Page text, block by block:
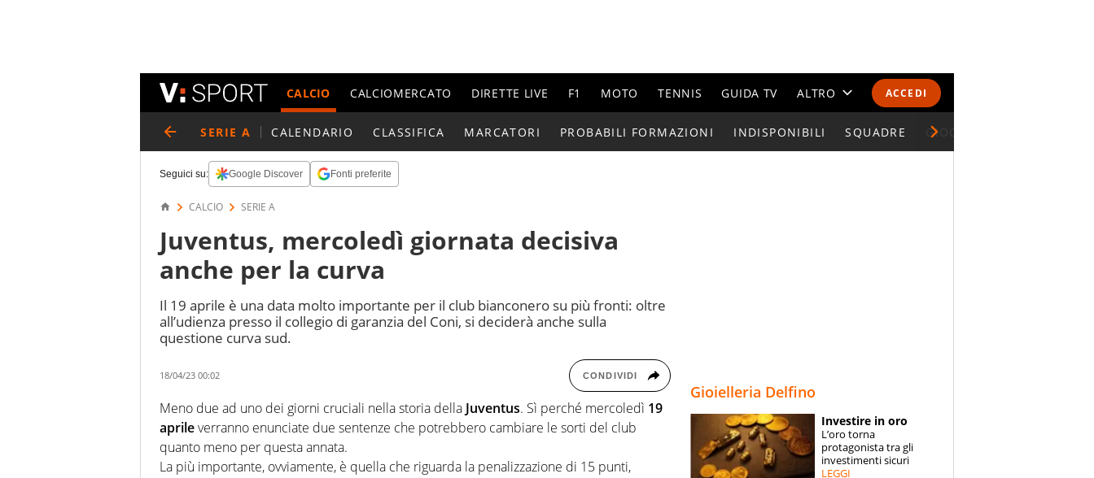
ACCEDI
CALCIO CALCIOMERCATO DIRETTE LIVE F1 MOTO TENNIS GUIDA TV ALTRO
CALENDARI E CLASSIFICHE
ESPERTI
SERIE A CALENDARIO CLASSIFICA MARCATORI PROBABILI FORMAZIONI INDISPONIBILI SQUADRE GIOCATORI SERIE A
Seguici su: Google Discover Fonti preferite
CALCIO SERIE A
Juventus, mercoledì giornata decisiva
anche per la curva
Il 19 aprile è una data molto importante per il club bianconero su più fronti: oltre
all’udienza presso il collegio di garanzia del Coni, si deciderà anche sulla
questione curva sud.
18/04/23 00:02 CONDIVIDI
Meno due ad uno dei giorni cruciali nella storia della Juventus. Sì perché mercoledì 19
aprileverranno enunciate due sentenze che potrebbero cambiare le sorti del club
quanto meno per questa annata.
La più importante, ovviamente, è quella che riguarda la penalizzazione di 15 punti,
Gioielleria Delfino
Investire in oro
L’oro torna
protagonista tra gli
investimenti sicuri
LEGGI